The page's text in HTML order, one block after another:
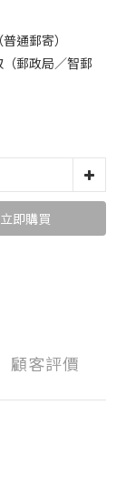
通郵寄）
郵政局／智郵
立即購買
顧客評價